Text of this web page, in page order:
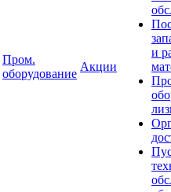
Пром.
оборудование
Акции
и